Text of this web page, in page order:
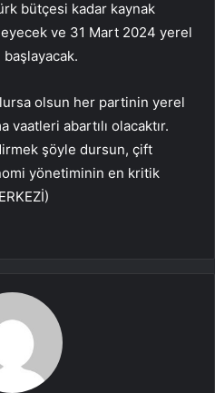
bütçesi kadar kaynak
ve 31 Mart 2024 yerel
olsun her partinin yerel
abartılı olacaktır.
şöyle dursun, çift
yönetiminin en kritik